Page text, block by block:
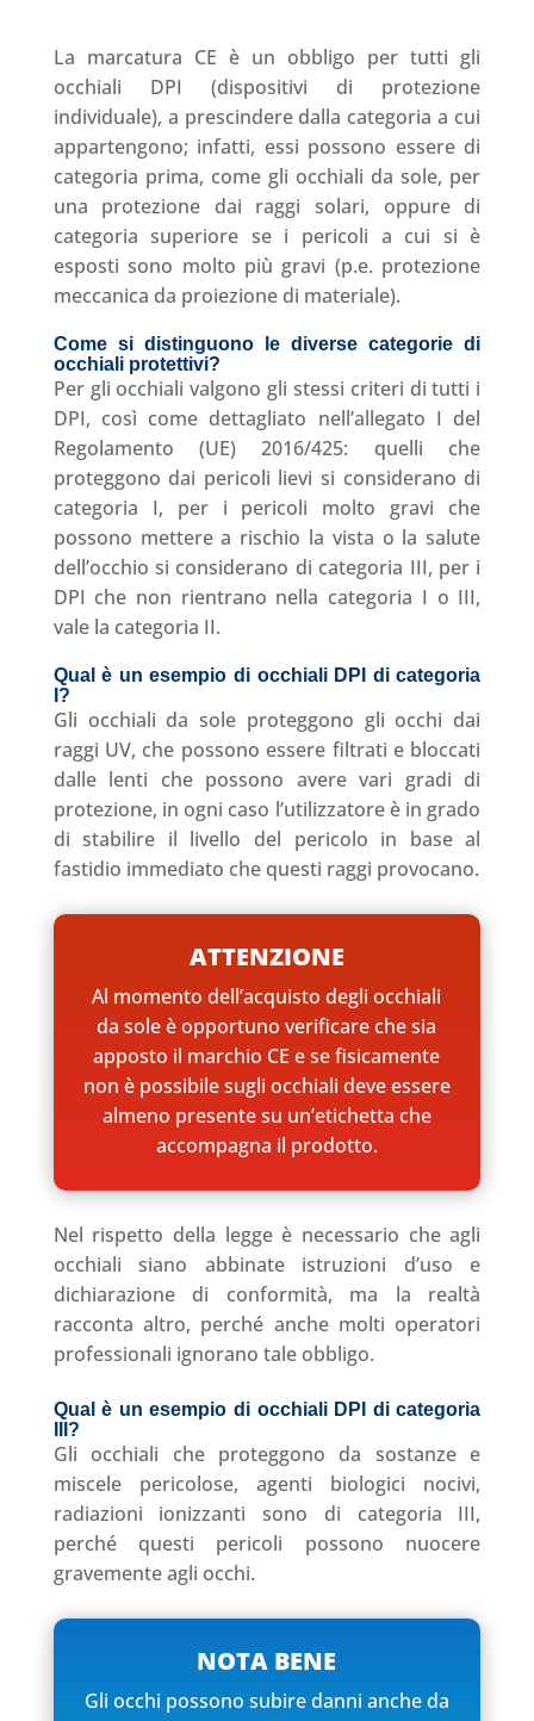
La marcatura CE è un obbligo per tutti gli
occhiali DPI (dispositivi di protezione
individuale), a prescindere dalla categoria a cui
appartengono; infatti, essi possono essere di
categoria prima, come gli occhiali da sole, per
una protezione dai raggi solari, oppure di
categoria superiore se i pericoli a cui si è
esposti sono molto più gravi (p.e. protezione
meccanica da proiezione di materiale).
Come si distinguono le diverse categorie di
occhiali protettivi?
Per gli occhiali valgono gli stessi criteri di tutti i
DPI, così come dettagliato nell’allegato I del
Regolamento (UE) 2016/425: quelli che
proteggono dai pericoli lievi si considerano di
categoria I, per i pericoli molto gravi che
possono mettere a rischio la vista o la salute
dell’occhio si considerano di categoria III, per i
DPI che non rientrano nella categoria I o III,
vale la categoria II.
Qual è un esempio di occhiali DPI di categoria
I?
Gli occhiali da sole proteggono gli occhi dai
raggi UV, che possono essere filtrati e bloccati
dalle lenti che possono avere vari gradi di
protezione, in ogni caso l’utilizzatore è in grado
di stabilire il livello del pericolo in base al
fastidio immediato che questi raggi provocano.
ATTENZIONE
Al momento dell’acquisto degli occhiali
da sole è opportuno verificare che sia
apposto il marchio CE e se fisicamente
non è possibile sugli occhiali deve essere
almeno presente su un’etichetta che
accompagna il prodotto.
Nel rispetto della legge è necessario che agli
occhiali siano abbinate istruzioni d’uso e
dichiarazione di conformità, ma la realtà
racconta altro, perché anche molti operatori
professionali ignorano tale obbligo.
Qual è un esempio di occhiali DPI di categoria
?
Gli occhiali che proteggono da sostanze e
miscele pericolose, agenti biologici nocivi,
radiazioni ionizzanti sono di categoria III,
perché questi pericoli possono nuocere
gravemente agli occhi.
NOTA BENE
Gli occhi possono subire danni anche da